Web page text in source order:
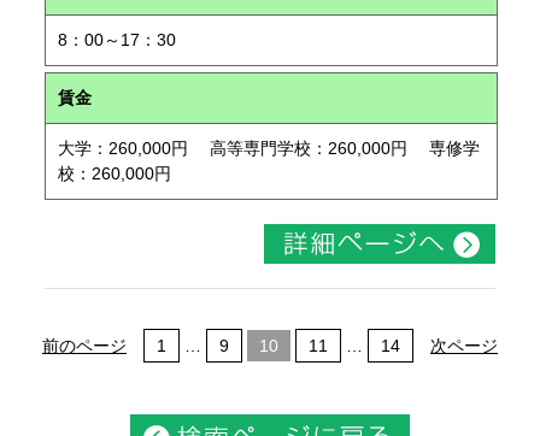
8：00～17：30
賃金
大学：260,000円 高等専門学校：260,000円 専修学
校：260,000円
前のページ 1 9 10 11 14 次ページ